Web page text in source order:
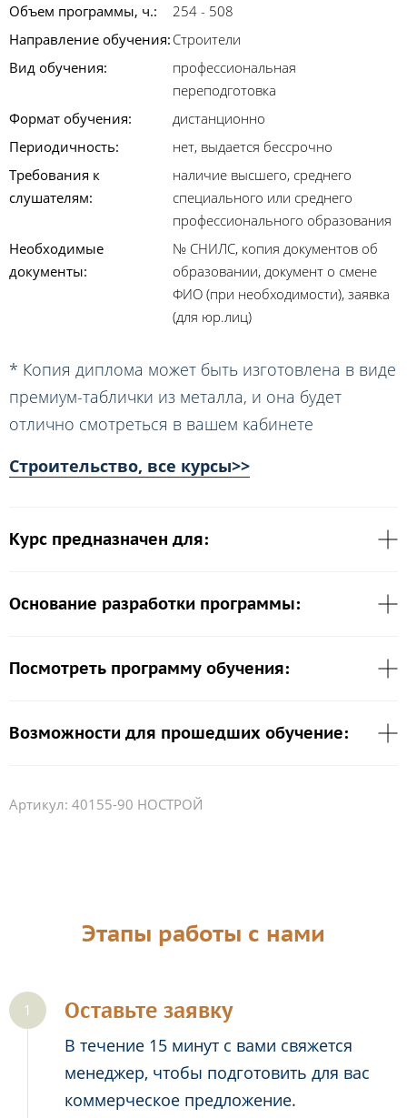
Объем программы, ч.:
254 - 508
Направление обучения: Строители
Вид обучения:
профессиональная
переподготовка
Формат обучения:
дистанционно
Периодичность:
нет, выдается бессрочно
Требования к
слушателям:
наличие высшего, среднего
специального или среднего
профессионального образования
Необходимые
документы:
№ СНИЛС, копия документов об
образовании, документ о смене
ФИО (при необходимости), заявка
(для юр.лиц)
* Копия диплома может быть изготовлена в виде
премиум-таблички из металла, и она будет
отлично смотреться в вашем кабинете
Строительство, все курсы>>
Курс предназначен для:
Основание разработки программы:
Посмотреть программу обучения:
Возможности для прошедших обучение:
Артикул: 40155-90 НОСТРОЙ
Этапы работы с нами
Оставьте заявку
В течение 15 минут с вами свяжется
менеджер, чтобы подготовить для вас
коммерческое предложение.